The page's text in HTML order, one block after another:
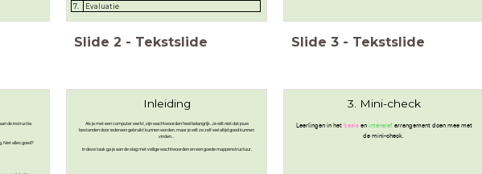
7.
Evaluatie
Slide 2 - Tekstslide Slide 3 - Tekstslide
de instructie.
Niet alles goed?
Inleiding
Als je met een computer werkt, zijn wachtwoorden heel belangrijk. Je wilt niet dat jouw
bestanden door iedereen gebruikt kunnen worden, maar je wilt ze zelf wel altijd goed kunnen
vinden…
In deze taak ga je aan de slag met veilige wachtwoorden en een goede mappenstructuur.
3. Mini-check
Leerlingen in het basis en intensief arrangement doen mee met
de mini-check.